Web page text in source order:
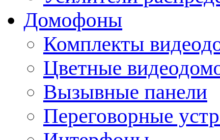
Домофоны
Комплекты
Цветные
Вызывные панели
Переговорные